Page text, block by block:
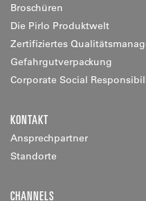
Broschüren
Die Pirlo Produktwelt
Zertifiziertes
Gefahrgutverpackung
Corporate Social
KONTAKT
Ansprechpartner
Standorte
CHANNELS